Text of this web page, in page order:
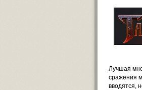
Лучшая
сражения
вводятся,